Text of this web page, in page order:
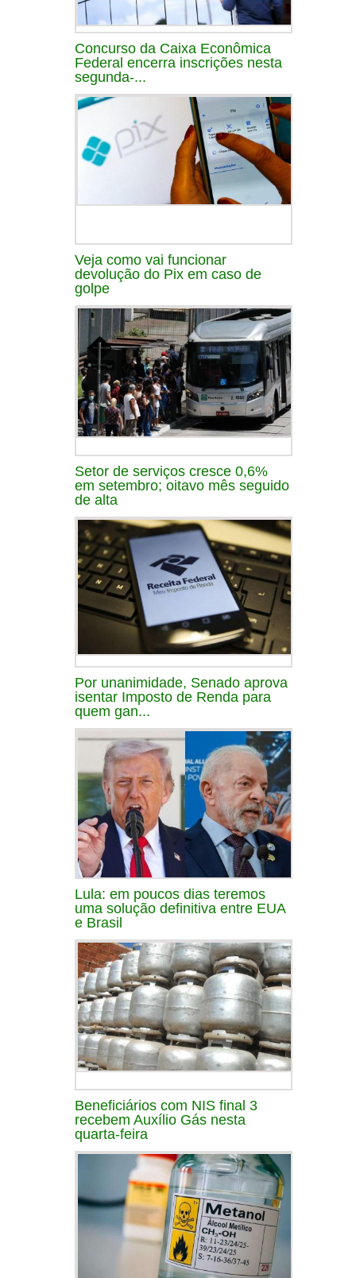
Concurso da Caixa Econômica
Federal encerra inscrições nesta
segunda-...
Veja como vai funcionar
devolução do Pix em caso de
golpe
Setor de serviços cresce 0,6%
em setembro; oitavo mês seguido
de alta
Por unanimidade, Senado aprova
isentar Imposto de Renda para
quem gan...
Lula: em poucos dias teremos
uma solução definitiva entre EUA
e Brasil
Beneficiários com NIS final 3
recebem Auxílio Gás nesta
quarta-feira